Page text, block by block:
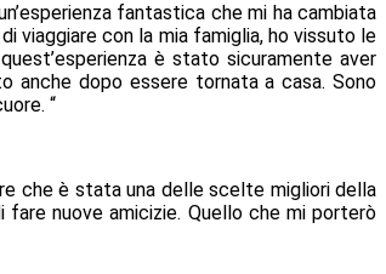
fantastica che mi ha cambiata
viaggiare con la mia famiglia, ho vissuto le
è stato sicuramente aver
anche dopo essere tornata a casa. Sono
“
che è stata una delle scelte migliori della
nuove amicizie. Quello che mi porterò